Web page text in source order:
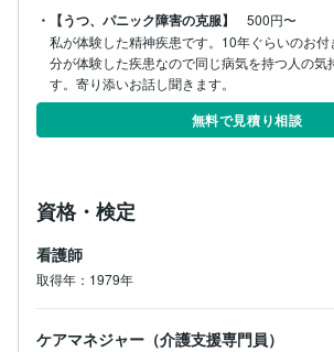
・【うつ、パニック障害の克服】
500円〜
私が体験した精神疾患です。10年ぐらいのお付
分が体験した疾患なので同じ病気を持つ人の気
す。寄り添いお話し聞きます。
無料で見積り相談
資格・検定
看護師
取得年：1979年
ケアマネジャー（介護支援専門員）